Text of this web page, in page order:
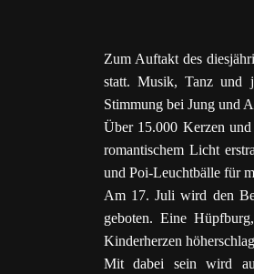
Zum Auftakt des
statt. Musik, Tanz und
Stimmung bei Jung und
Über 15.000 Kerzen
romantischem Licht
und Poi-Leuchtbälle für
Am 17. Juli wird den
geboten. Eine
Kinderherzen
Mit dabei sein wird